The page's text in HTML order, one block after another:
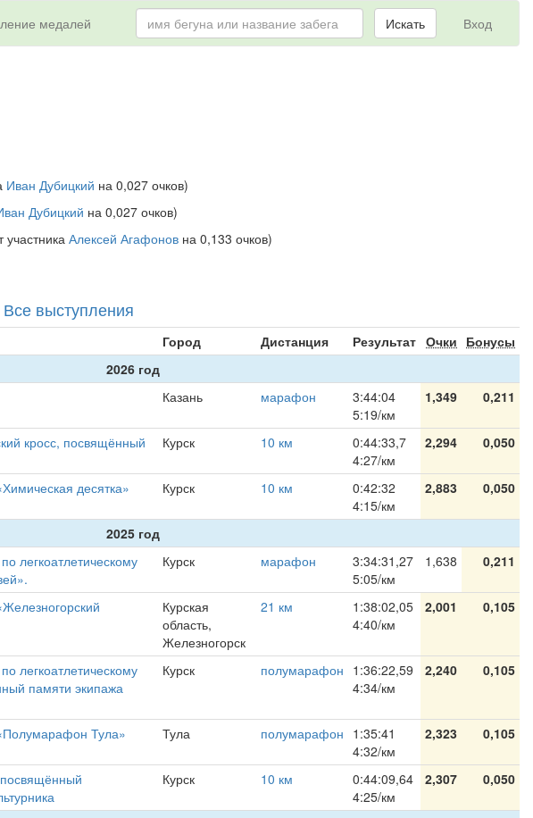
медалей Вход
Искать
Иван Дубицкий на 0,027 очков)
Дубицкий на 0,027 очков)
Алексей Агафонов на 0,133 очков)
Все выступления
Город Дистанция Результат Очки Бонусы
2026 год
Казань марафон
3:44:04
5:19/км
1,349 0,211
кросс, посвящённый
Курск 10 км
0:44:33,7
4:27/км
2,294 0,050
десятка» Курск 10 км
0:42:32
4:15/км
2,883 0,050
2025 год
легкоатлетическому
Курск марафон
3:34:31,27
5:05/км
1,638 0,211
Курская
область,
Железногорск
21 км
1:38:02,05
4:40/км
2,001 0,105
легкоатлетическому
памяти экипажа
Курск полумарафон 1:36:22,59
4:34/км
2,240 0,105
Тула» Тула полумарафон 1:35:41
4:32/км
2,323 0,105
посвящённый
Курск 10 км
0:44:09,64
4:25/км
2,307 0,050